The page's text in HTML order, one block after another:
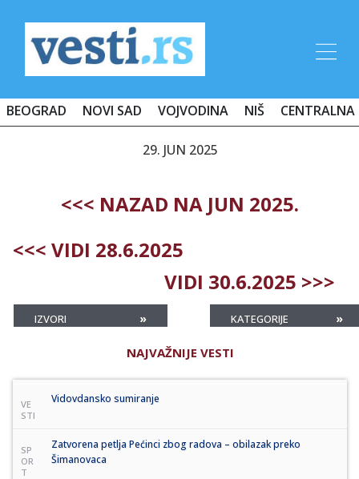
BEOGRAD NOVI SAD VOJVODINA NIŠ CENTRALNA
29. JUN 2025
<<< NAZAD NA JUN 2025.
<<< VIDI 28.6.2025
VIDI 30.6.2025 >>>
IZVORI » KATEGORIJE »
NAJVAŽNIJE VESTI
VE
STI
Vidovdansko sumiranje
SP
OR
T
Zatvorena petlja Pećinci zbog radova – obilazak preko
Šimanovaca